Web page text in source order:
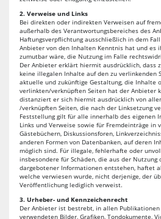
2. Verweise und Links
Bei direkten oder indirekten Verweisen auf
außerhalb des Verantwortungsbereiches des
Haftungsverpflichtung ausschließlich in dem
Anbieter von den Inhalten Kenntnis hat und es
zumutbar wäre, die Nutzung im Falle
Der Anbieter erklärt hiermit ausdrücklich, dass
keine illegalen Inhalte auf den zu verlinkenden
aktuelle und zukünftige Gestaltung, die Inhalte
verlinkten/verknüpften Seiten hat der Anbieter
distanziert er sich hiermit ausdrücklich von
/verknüpften Seiten, die nach der Linksetzung
Feststellung gilt für alle innerhalb des eigenen
Links und Verweise sowie für Fremdeinträge in
Gästebüchern, Diskussionsforen,
anderen Formen von Datenbanken, auf deren
möglich sind. Für illegale, fehlerhafte oder
insbesondere für Schäden, die aus der
dargebotener Informationen entstehen, haftet
welche verwiesen wurde, nicht derjenige, der
Veröffentlichung lediglich verweist.
3. Urheber- und Kennzeichenrecht
Der Anbieter ist bestrebt, in allen
verwendeten Bilder, Grafiken, Tondokumente,